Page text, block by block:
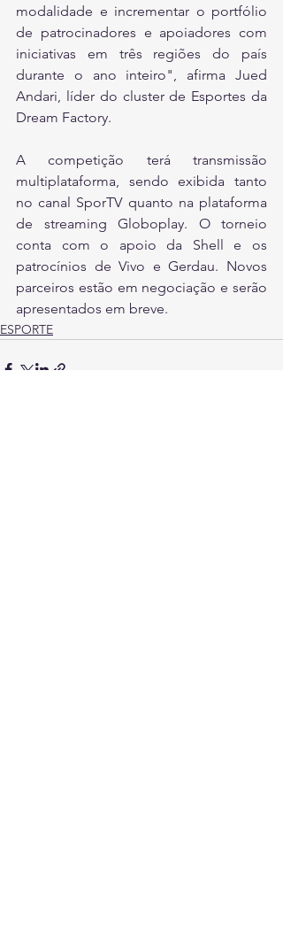
modalidade e incrementar o portfólio
de patrocinadores e apoiadores com
iniciativas em três regiões do país
durante o ano inteiro", afirma Jued
Andari, líder do cluster de Esportes da
Dream Factory.
A competição terá transmissão
multiplataforma, sendo exibida tanto
no canal SporTV quanto na plataforma
de streaming Globoplay. O torneio
conta com o apoio da Shell e os
patrocínios de Vivo e Gerdau. Novos
parceiros estão em negociação e serão
apresentados em breve.
ESPORTE